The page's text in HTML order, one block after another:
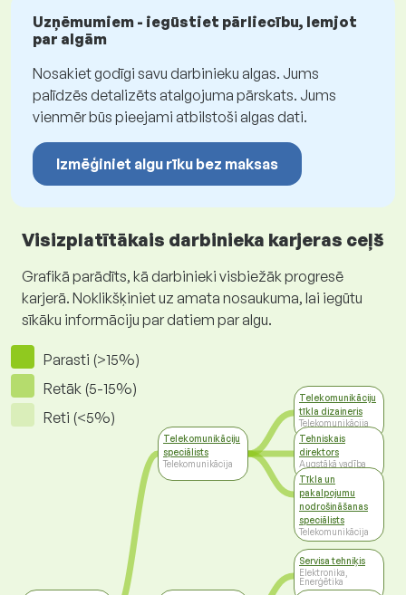
Uzņēmumiem - iegūstiet pārliecību, lemjot
par algām
Nosakiet godīgi savu darbinieku algas. Jums
palīdzēs detalizēts atalgojuma pārskats. Jums
vienmēr būs pieejami atbilstoši algas dati.
Izmēģiniet algu rīku bez maksas
Visizplatītākais darbinieka karjeras ceļš
Grafikā parādīts, kā darbinieki visbiežāk progresē
karjerā. Noklikšķiniet uz amata nosaukuma, lai iegūtu
sīkāku informāciju par datiem par algu.
Parasti (>15%)
Retāk (5-15%)
Reti (<5%)
Telekomunikāciju
speciālists
Telekomunikācija
Telekomunikāciju
tīkla dizaineris
Telekomunikācija
Tehniskais
direktors
Augstākā vadība
Tīkla un
pakalpojumu
nodrošināšanas
speciālists
Telekomunikācija
Servisa tehniķis
Elektronika,
Enerģētika